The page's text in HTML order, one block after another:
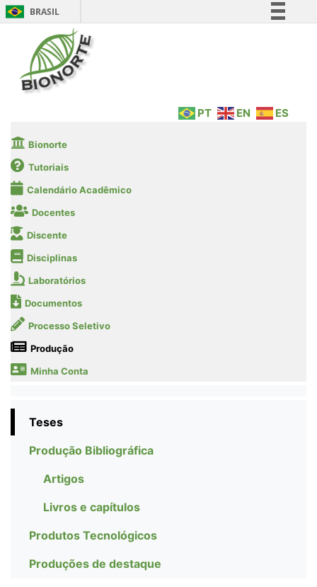
BRASIL
Legislação
PT EN ES
Bionorte
Tutoriais
Calendário Acadêmico
Docentes
Discente
Disciplinas
Laboratórios
Documentos
Processo Seletivo
Produção
Minha Conta
Teses
Produção Bibliográfica
Artigos
Livros e capítulos
Produtos Tecnológicos
Produções de destaque